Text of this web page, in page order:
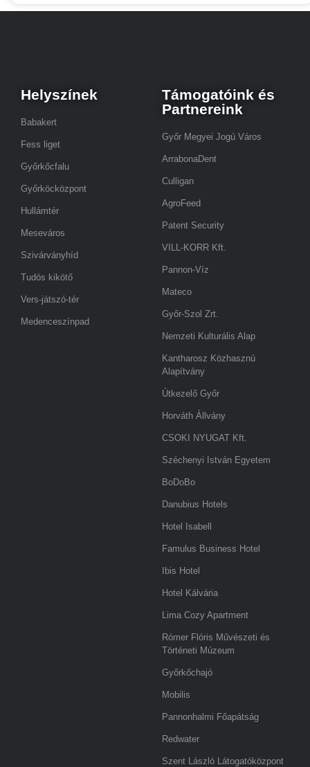
Helyszínek
Babakert
Fess liget
Győrkőcfalu
Győrköcközpont
Hullámtér
Meseváros
Szivárványhíd
Tudós kikötő
Vers-játszó-tér
Medenceszínpad
Támogatóink és
Partnereink
Győr Megyei Jogú Város
ArrabonaDent
Culligan
AgroFeed
Patent Security
VILL-KORR Kft.
Pannon-Víz
Mateco
Győr-Szol Zrt.
Nemzeti Kulturális Alap
Kantharosz Közhasznú
Alapítvány
Útkezelő Győr
Horváth Állvány
CSOKI NYUGAT Kft.
Széchenyi István Egyetem
BoDoBo
Danubius Hotels
Hotel Isabell
Famulus Business Hotel
Ibis Hotel
Hotel Kálvária
Lima Cozy Apartment
Rómer Flóris Művészeti és
Történeti Múzeum
Győrkőchajó
Mobilis
Pannonhalmi Főapátság
Redwater
Szent László Látogatóközpont